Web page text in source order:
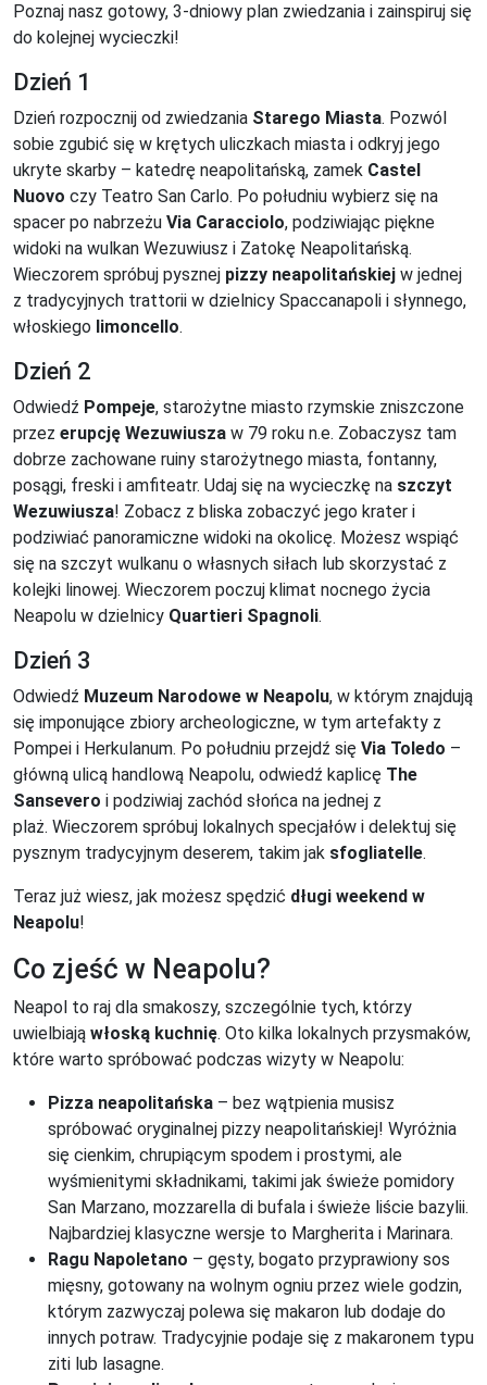
Poznaj nasz gotowy, 3-dniowy plan zwiedzania i zainspiruj się
do kolejnej wycieczki!
Dzień 1
Dzień rozpocznij od zwiedzania Starego Miasta. Pozwól
sobie zgubić się w krętych uliczkach miasta i odkryj jego
ukryte skarby – katedrę neapolitańską, zamek Castel
Nuovo czy Teatro San Carlo. Po południu wybierz się na
spacer po nabrzeżu Via Caracciolo, podziwiając piękne
widoki na wulkan Wezuwiusz i Zatokę Neapolitańską.
Wieczorem spróbuj pysznej pizzy neapolitańskiej w jednej
z tradycyjnych trattorii w dzielnicy Spaccanapoli i słynnego,
włoskiego limoncello.
Dzień 2
Odwiedź Pompeje, starożytne miasto rzymskie zniszczone
przez erupcję Wezuwiusza w 79 roku n.e. Zobaczysz tam
dobrze zachowane ruiny starożytnego miasta, fontanny,
posągi, freski i amfiteatr. Udaj się na wycieczkę na szczyt
Wezuwiusza! Zobacz z bliska zobaczyć jego krater i
podziwiać panoramiczne widoki na okolicę. Możesz wspiąć
się na szczyt wulkanu o własnych siłach lub skorzystać z
kolejki linowej. Wieczorem poczuj klimat nocnego życia
Neapolu w dzielnicy Quartieri Spagnoli.
Dzień 3
Odwiedź Muzeum Narodowe w Neapolu, w którym znajdują
się imponujące zbiory archeologiczne, w tym artefakty z
Pompei i Herkulanum. Po południu przejdź się Via Toledo –
główną ulicą handlową Neapolu, odwiedź kaplicę The
Sansevero i podziwiaj zachód słońca na jednej z
plaż. Wieczorem spróbuj lokalnych specjałów i delektuj się
pysznym tradycyjnym deserem, takim jak sfogliatelle.
Teraz już wiesz, jak możesz spędzić długi weekend w
Neapolu!
Co zjeść w Neapolu?
Neapol to raj dla smakoszy, szczególnie tych, którzy
uwielbiają włoską kuchnię. Oto kilka lokalnych przysmaków,
które warto spróbować podczas wizyty w Neapolu:
Pizza neapolitańska – bez wątpienia musisz
spróbować oryginalnej pizzy neapolitańskiej! Wyróżnia
się cienkim, chrupiącym spodem i prostymi, ale
wyśmienitymi składnikami, takimi jak świeże pomidory
San Marzano, mozzarella di bufala i świeże liście bazylii.
Najbardziej klasyczne wersje to Margherita i Marinara.
Ragu Napoletano – gęsty, bogato przyprawiony sos
mięsny, gotowany na wolnym ogniu przez wiele godzin,
którym zazwyczaj polewa się makaron lub dodaje do
innych potraw. Tradycyjnie podaje się z makaronem typu
ziti lub lasagne.